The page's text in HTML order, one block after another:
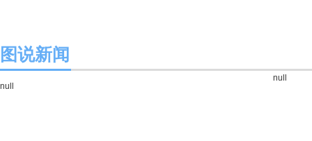
图说新闻
null
null